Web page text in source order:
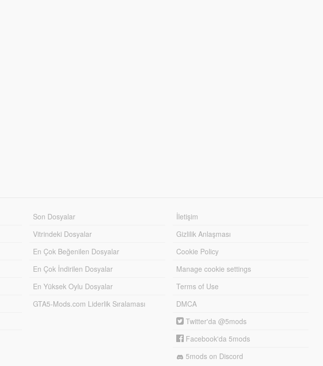
Son Dosyalar
Vitrindeki Dosyalar
En Çok Beğenilen Dosyalar
En Çok İndirilen Dosyalar
En Yüksek Oylu Dosyalar
GTA5-Mods.com Liderlik Sıralaması
İletişim
Gizlilik Anlaşması
Cookie Policy
Manage cookie settings
Terms of Use
DMCA
Twitter'da @5mods
Facebook'da 5mods
5mods on Discord